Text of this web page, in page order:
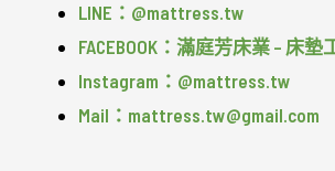
LINE：@mattress.tw
FACEBOOK：滿庭芳床業 – 床墊
Instagram：@mattress.tw
Mail：mattress.tw@gmail.com